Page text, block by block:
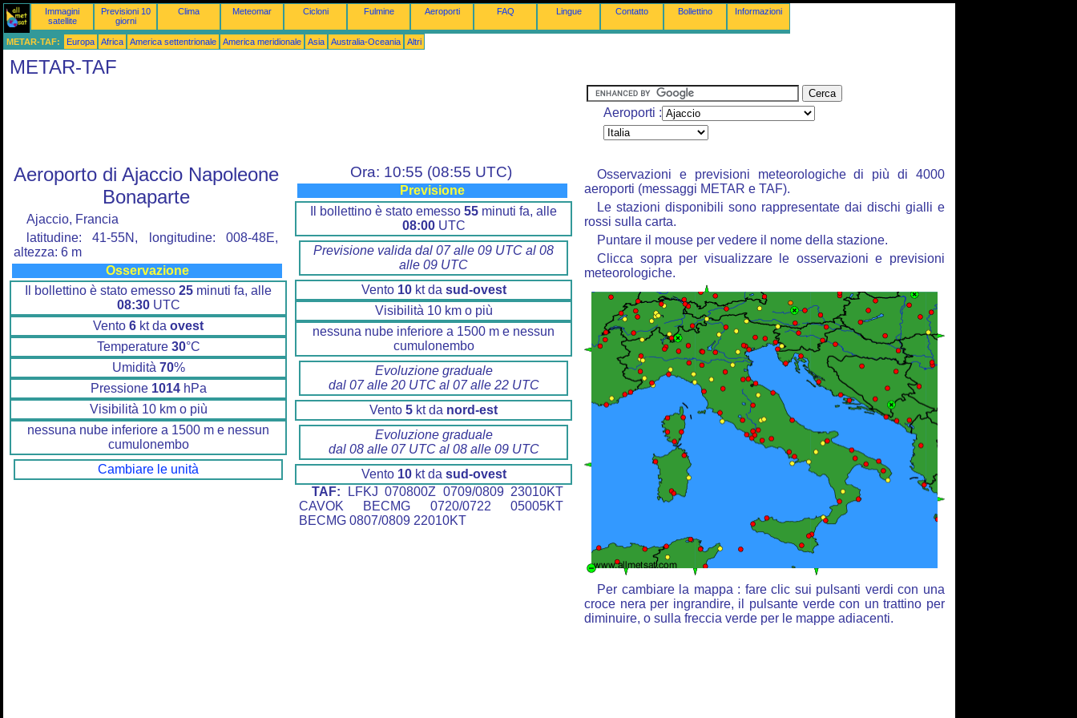
Immagini
satellite
Previsioni 10
giorni
Clima Meteomar Cicloni Fulmine Aeroporti FAQ Lingue Contatto Bollettino Informazioni
METAR-TAF: Europa Africa America settentrionale America meridionale Asia Australia-Oceania Altri
METAR-TAF
Aeroporti :
Aeroporto di Ajaccio Napoleone
Bonaparte
Ajaccio, Francia
latitudine: 41-55N, longitudine: 008-48E,
altezza: 6 m
Osservazione
Il bollettino è stato emesso 25 minuti fa, alle
08:30UTC
Vento 6 kt da ovest
Temperature 30°C
Umidità 70%
Pressione 1014hPa
Visibilità 10 km o più
nessuna nube inferiore a 1500 m e nessun
cumulonembo
Cambiare le unità
Ora: 10:55 (08:55 UTC)
Previsione
Il bollettino è stato emesso 55 minuti fa, alle
08:00UTC
Previsione valida dal 07 alle 09 UTC al 08
alle 09 UTC
Vento 10kt da sud-ovest
Visibilità 10 km o più
nessuna nube inferiore a 1500 m e nessun
cumulonembo
Evoluzione graduale
dal 07 alle 20 UTC al 07 alle 22 UTC
Vento 5 kt da nord-est
Evoluzione graduale
dal 08 alle 07 UTC al 08 alle 09 UTC
Vento 10kt da sud-ovest
TAF: LFKJ 070800Z 0709/0809 23010KT
CAVOK BECMG 0720/0722 05005KT
BECMG 0807/0809 22010KT
Osservazioni e previsioni meteorologiche di più di 4000
aeroporti (messaggi METAR e TAF).
Le stazioni disponibili sono rappresentate dai dischi gialli e
rossi sulla carta.
Puntare il mouse per vedere il nome della stazione.
Clicca sopra per visualizzare le osservazioni e previsioni
meteorologiche.
Per cambiare la mappa : fare clic sui pulsanti verdi con una
croce nera per ingrandire, il pulsante verde con un trattino per
diminuire, o sulla freccia verde per le mappe adiacenti.